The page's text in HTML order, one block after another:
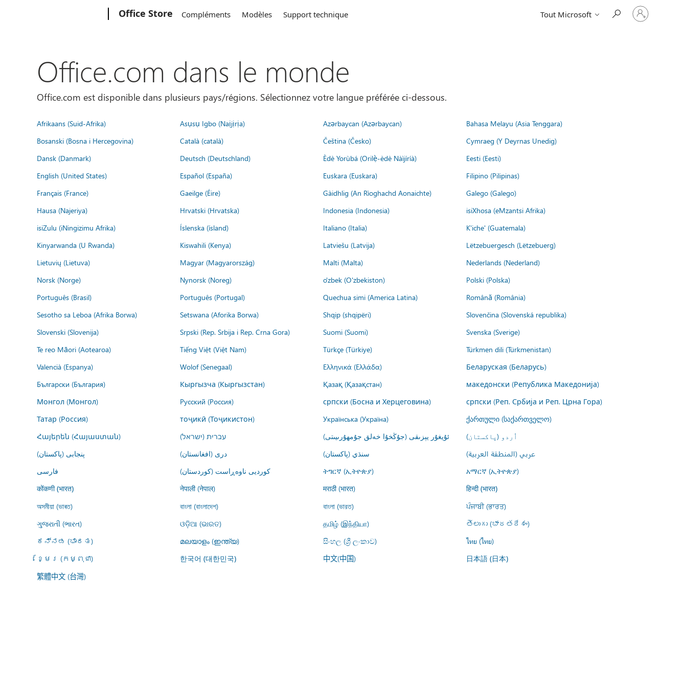
Office Store Compléments Modèles Support technique Tout Microsoft
Connectez-
vous
Office.com dans le monde
Office.com est disponible dans plusieurs pays/régions. Sélectionnez votre langue préférée ci-dessous.
Afrikaans (Suid-Afrika) Asụsụ Igbo (Naịjịrịa) Azərbaycan (Azərbaycan)
Bahasa Melayu (Asia Tenggara)
Bosanski (Bosna i Hercegovina)
Català (català) Čeština (Česko)
Cymraeg (Y Deyrnas Unedig)
Dansk (Danmark)
Deutsch (Deutschland) Èdè Yorùbá (Orilẹ̀-èdè Nàìjíríà)
Eesti (Eesti)
English (United States)
Español (España) Euskara (Euskara)
Filipino (Pilipinas)
Français (France)
Gaeilge (Éire) Gàidhlig (An Rìoghachd Aonaichte)
Galego (Galego)
Hausa (Najeriya)
Hrvatski (Hrvatska) Indonesia (Indonesia)
isiXhosa (eMzantsi Afrika)
isiZulu (iNingizimu Afrika)
Íslenska (ísland) Italiano (Italia)
K'iche' (Guatemala)
Kinyarwanda (U Rwanda)
Kiswahili (Kenya) Latviešu (Latvija)
Lëtzebuergesch (Lëtzebuerg)
Lietuvių (Lietuva)
Magyar (Magyarország) Malti (Malta)
Nederlands (Nederland)
Norsk (Norge)
Nynorsk (Noreg) o'zbek (O'zbekiston)
Polski (Polska)
Português (Brasil)
Português (Portugal) Quechua simi (America Latina)
Română (România)
Sesotho sa Leboa (Afrika Borwa)
Setswana (Aforika Borwa) Shqip (shqipëri)
Slovenčina (Slovenská republika)
Slovenski (Slovenija)
Srpski (Rep. Srbija i Rep. Crna Gora) Suomi (Suomi)
Svenska (Sverige)
Te reo Māori (Aotearoa)
Tiếng Việt (Việt Nam) Türkçe (Türkiye)
Türkmen dili (Türkmenistan)
Valencià (Espanya)
Wolof (Senegaal) Ελληνικά (Ελλάδα)
Беларуская (Беларусь)
Български (България)
Кыргызча (Кыргызстан) Қазақ (Қазақстан)
македонски (Република Македонија)
Монгол (Монгол)
Русский (Россия) српски (Босна и Херцеговина)
српски (Реп. Србија и Реп. Црна Гора)
Татар (Россия)
тоҷикӣ (Тоҷикистон) Українська (Україна)
ქართული (საქართველო)
Հայերեն (Հայաստան)
עברית (ישראל) ئۇيغۇر يېزىقى (جۇڭخۇا خەلق جۇمھۇرىيىتى)
اُردو (پاکستان)
پنجابی (پاکستان)
درى (افغانستان) سنڌي (پاکستان)
عربي (المنطقة العربية)
فارسى
کوردیی ناوەڕاست (کوردستان) ትግርኛ (ኢትዮጵያ) አማርኛ (ኢትዮጵያ)
कोंकणी (भारत) नेपाली (नेपाल) मराठी (भारत) हिन्दी (भारत)
অসমীয়া (ভাৰত) বাংলা (বাংলাদেশ) বাংলা (ভারত)
ਪੰਜਾਬੀ (ਭਾਰਤ)
ગુજરાતી (ભારત)
ଓଡ଼ିଆ (ଭାରତ) தமிழ் (இந்தியா)
తెలుగు (భారతదేశం)
ಕನ್ನಡ (ಭಾರತ)
മലയാളം (ഇന്ത്യ) සිංහල (ශ්‍රී ලංකාව)
ไทย (ไทย)
ខ្មែរ (កម្ពុជា)
한국어 (대한민국) 中文(中国) 日本語 (日本)
繁體中文 (台灣)